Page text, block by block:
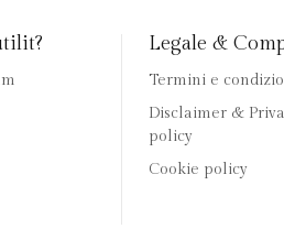
Legale &
Termini e
Disclaimer &
policy
Cookie policy